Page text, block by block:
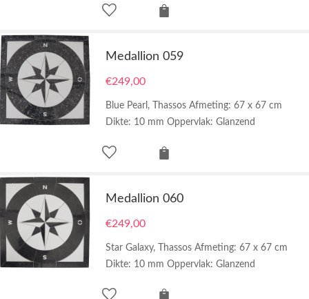
Medallion 059
€249,00
Blue Pearl, Thassos Afmeting: 67 x 67 cm
Dikte: 10 mm Oppervlak: Glanzend
Medallion 060
€249,00
Star Galaxy, Thassos Afmeting: 67 x 67 cm
Dikte: 10 mm Oppervlak: Glanzend